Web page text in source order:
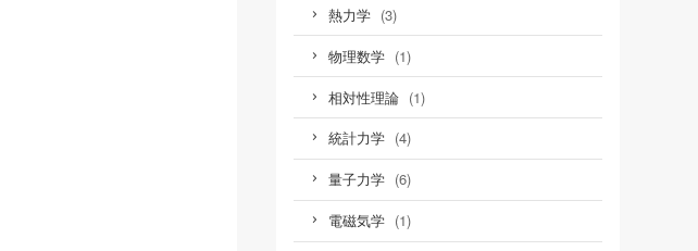
熱力学 (3)
物理数学 (1)
相対性理論 (1)
統計力学 (4)
量子力学 (6)
電磁気学 (1)